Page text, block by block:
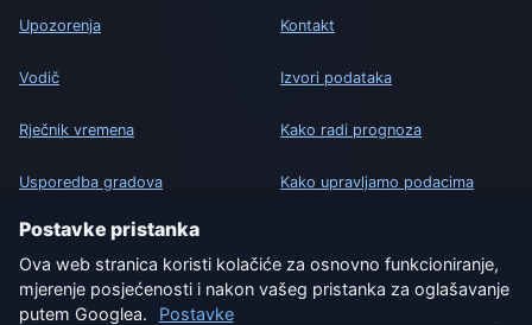
Upozorenja
Vodič
Rječnik vremena
Usporedba gradova
Vremenski widget
Kontakt
Izvori podataka
Kako radi prognoza
Kako upravljamo podacima
PRAVNO
Postavke pristanka
Ova web stranica koristi kolačiće za osnovno funkcioniranje,
mjerenje posjećenosti i nakon vašeg pristanka za oglašavanje
putem Googlea.
Postavke